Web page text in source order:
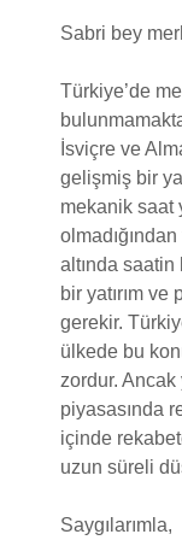
Sabri bey
Türkiye’de
İsviçre ve
gelişmiş bir
mekanik saat
altında saatin
bir yatırım
gerekir.
ülkede bu
zordur.
piyasasında
içinde
uzun süreli
Saygılarımla,